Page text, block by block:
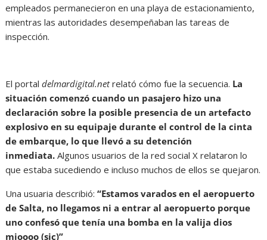
empleados permanecieron en una playa de estacionamiento,
mientras las autoridades desempeñaban las tareas de
inspección.
El portaldelmardigital.netrelató cómo fue la secuencia. La
situación comenzó cuando un pasajero hizo una
declaración sobre la posible presencia de un artefacto
explosivo en su equipaje durante el control de la cinta
de embarque, lo que llevó a su detención
inmediata.Algunos usuarios de la red social X relataron lo
que estaba sucediendo e incluso muchos de ellos se quejaron.
Una usuaria describió: “Estamos varados en el aeropuerto
de Salta, no llegamos ni a entrar al aeropuerto porque
uno confesó que tenía una bomba en la valija dios
mioooo (sic)”